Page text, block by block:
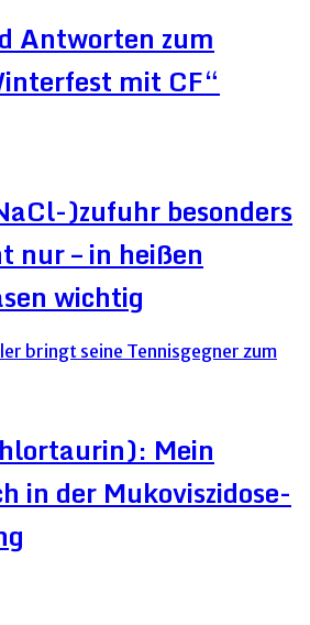
Antworten zum
mit CF“
)zufuhr besonders
nur – in heißen
wichtig
Mein
in der Mukoviszidose-